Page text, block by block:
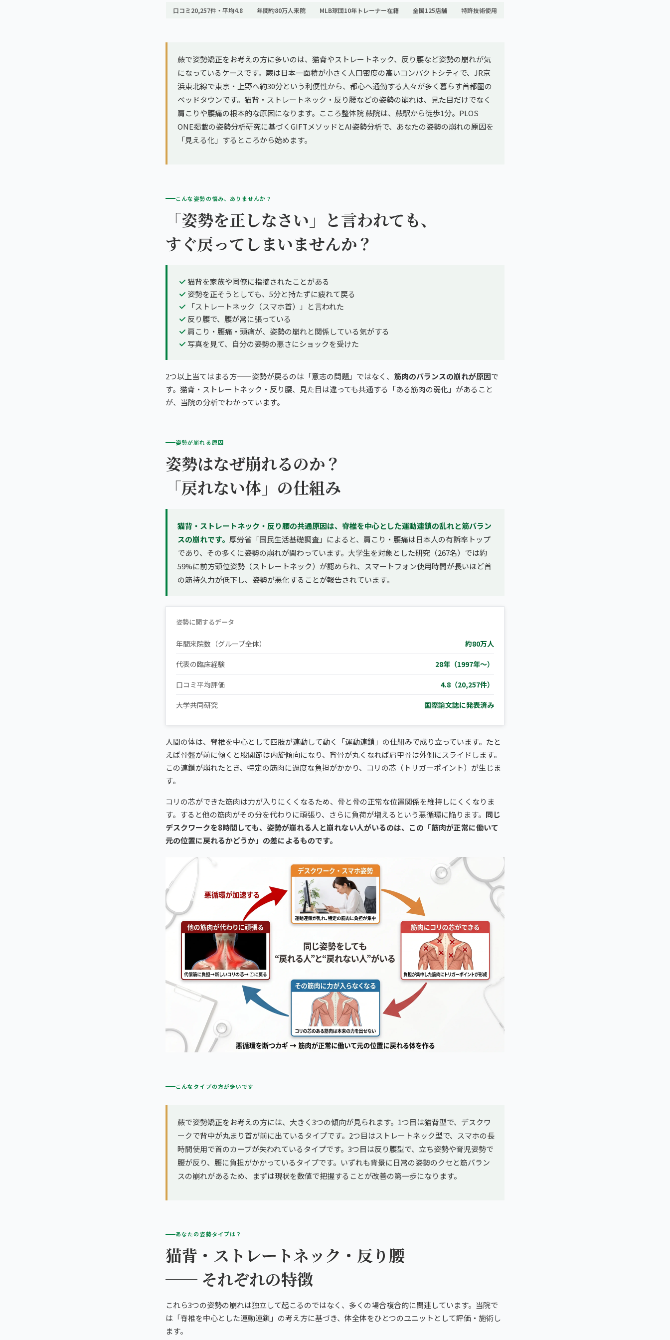
口コミ20,257件・平均4.8 年間約80万人来院 MLB球団10年トレーナー在籍 全国125店舗 特許技術使用
蕨で姿勢矯正をお考えの方に多いのは、猫背やストレートネック、反り腰など姿勢の崩れが気
になっているケースです。蕨は日本一面積が小さく人口密度の高いコンパクトシティで、JR京
浜東北線で東京・上野へ約30分という利便性から、都心へ通勤する人々が多く暮らす首都圏の
ベッドタウンです。猫背・ストレートネック・反り腰などの姿勢の崩れは、見た目だけでなく
肩こりや腰痛の根本的な原因になります。こころ整体院 蕨院は、蕨駅から徒歩1分。PLOS
ONE掲載の姿勢分析研究に基づくGIFTメソッドとAI姿勢分析で、あなたの姿勢の崩れの原因を
「見える化」するところから始めます。
こんな姿勢の悩み、ありませんか？
「姿勢を正しなさい」と言われても、
すぐ戻ってしまいませんか？
猫背を家族や同僚に指摘されたことがある
姿勢を正そうとしても、5分と持たずに疲れて戻る
「ストレートネック（スマホ首）」と言われた
反り腰で、腰が常に張っている
肩こり・腰痛・頭痛が、姿勢の崩れと関係している気がする
写真を見て、自分の姿勢の悪さにショックを受けた
2つ以上当てはまる方——姿勢が戻るのは「意志の問題」ではなく、 筋肉のバランスの崩れが原因で
す。猫背・ストレートネック・反り腰、見た目は違っても共通する「ある筋肉の弱化」があること
が、当院の分析でわかっています。
姿勢が崩れる原因
姿勢はなぜ崩れるのか？
「戻れない体」の仕組み
猫背・ストレートネック・反り腰の共通原因は、脊椎を中心とした運動連鎖の乱れと筋バラン
スの崩れです。 厚労省「国民生活基礎調査」によると、肩こり・腰痛は日本人の有訴率トップ
であり、その多くに姿勢の崩れが関わっています。大学生を対象とした研究（267名）では約
59%に前方頭位姿勢（ストレートネック）が認められ、スマートフォン使用時間が長いほど首
の筋持久力が低下し、姿勢が悪化することが報告されています。
姿勢に関するデータ
年間来院数（グループ全体） 約80万人
代表の臨床経験 28年（1997年〜）
口コミ平均評価 4.8（20,257件）
大学共同研究 国際論文誌に発表済み
人間の体は、脊椎を中心として四肢が連動して動く「運動連鎖」の仕組みで成り立っています。たと
えば骨盤が前に傾くと股関節は内旋傾向になり、背骨が丸くなれば肩甲骨は外側にスライドします。
この連鎖が崩れたとき、特定の筋肉に過度な負担がかかり、コリの芯（トリガーポイント）が生じま
す。
コリの芯ができた筋肉は力が入りにくくなるため、骨と骨の正常な位置関係を維持しにくくなりま
す。すると他の筋肉がその分を代わりに頑張り、さらに負荷が増えるという悪循環に陥ります。 同じ
デスクワークを8時間しても、姿勢が崩れる人と崩れない人がいるのは、この「筋肉が正常に働いて
元の位置に戻れるかどうか」の差によるものです。
こんなタイプの方が多いです
蕨で姿勢矯正をお考えの方には、大きく3つの傾向が見られます。1つ目は猫背型で、デスクワ
ークで背中が丸まり首が前に出ているタイプです。2つ目はストレートネック型で、スマホの長
時間使用で首のカーブが失われているタイプです。3つ目は反り腰型で、立ち姿勢や育児姿勢で
腰が反り、腰に負担がかかっているタイプです。いずれも背景に日常の姿勢のクセと筋バラン
スの崩れがあるため、まずは現状を数値で把握することが改善の第一歩になります。
あなたの姿勢タイプは？
猫背・ストレートネック・反り腰
── それぞれの特徴
これら3つの姿勢の崩れは独立して起こるのではなく、多くの場合複合的に関連しています。当院で
は「脊椎を中心とした運動連鎖」の考え方に基づき、体全体をひとつのユニットとして評価・施術し
ます。